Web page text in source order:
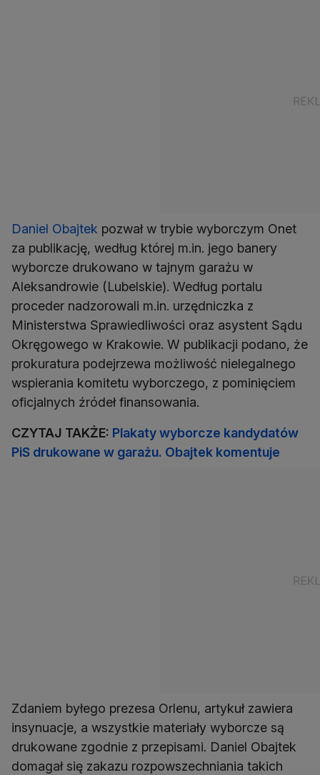
Daniel Obajtek pozwał w trybie wyborczym Onet
za publikację, według której m.in. jego banery
wyborcze drukowano w tajnym garażu w
Aleksandrowie (Lubelskie). Według portalu
proceder nadzorowali m.in. urzędniczka z
Ministerstwa Sprawiedliwości oraz asystent Sądu
Okręgowego w Krakowie. W publikacji podano, że
prokuratura podejrzewa możliwość nielegalnego
wspierania komitetu wyborczego, z pominięciem
oficjalnych źródeł finansowania.
CZYTAJ TAKŻE: Plakaty wyborcze kandydatów
PiS drukowane w garażu. Obajtek komentuje
Zdaniem byłego prezesa Orlenu, artykuł zawiera
insynuacje, a wszystkie materiały wyborcze są
drukowane zgodnie z przepisami. Daniel Obajtek
domagał się zakazu rozpowszechniania takich